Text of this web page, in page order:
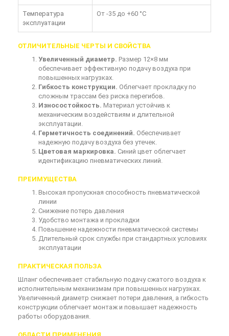
Температура
эксплуатации
От -35 до +60 °C
ОТЛИЧИТЕЛЬНЫЕ ЧЕРТЫ И СВОЙСТВА
Увеличенный диаметр. Размер 12×8 мм
обеспечивает эффективную подачу воздуха при
повышенных нагрузках.
Гибкость конструкции. Облегчает прокладку по
сложным трассам без риска перегибов.
Износостойкость. Материал устойчив к
механическим воздействиям и длительной
эксплуатации.
Герметичность соединений. Обеспечивает
надежную подачу воздуха без утечек.
Цветовая маркировка. Синий цвет облегчает
идентификацию пневматических линий.
ПРЕИМУЩЕСТВА
Высокая пропускная способность пневматической
линии
Снижение потерь давления
Удобство монтажа и прокладки
Повышение надежности пневматической системы
Длительный срок службы при стандартных условиях
эксплуатации
ПРАКТИЧЕСКАЯ ПОЛЬЗА
Шланг обеспечивает стабильную подачу сжатого воздуха к
исполнительным механизмам при повышенных нагрузках.
Увеличенный диаметр снижает потери давления, а гибкость
конструкции облегчает монтаж и повышает надежность
работы оборудования.